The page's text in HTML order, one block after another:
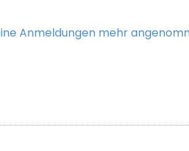
Anmeldungen mehr